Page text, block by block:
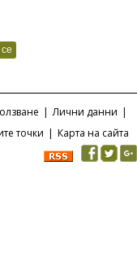
| Лични данни |
точки | Карта на сайта